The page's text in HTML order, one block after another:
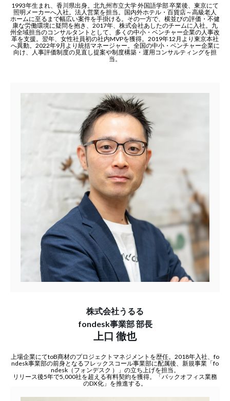
1993年生まれ、香川県出身。北九州市立大学 外国語学部 卒業後、東京にて
照明メーカーへ入社。法人営業を担当。国内外ホテル・百貨店～高級老人
ホームに至るまで幅広い案件を手掛ける。その一方で、横並びの評価・不健
康な労働環境に疑問を抱き、2017年、株式会社あしたのチームに入社。九
州全域担当のコンサルタントとして、多くの中小・ベンチャー企業の人事改
革を支援。翌年、女性社員初の社内MVPを獲得。2019年12月より東京本社
へ異動。2022年9月より統括マネージャー。全国の中小・ベンチャー企業に
向け、人事評価制度の見直し提案や制度構築・運用コンサルティングを担
当。
株式会社うるる
fondesk事業部 部長
上口 徹也
上場企業にてtoB商材のプロジェクトマネジメントを歴任。2018年入社、fo
ndesk事業部の前身となるフレックスコール事業部に配属後、新規事業「fo
ndesk（フォンデスク ）」の立ち上げを担当。
リリース後5年で5,000社を超える有料契約を獲得。「バックオフィス業務
のDX化」を推進する。